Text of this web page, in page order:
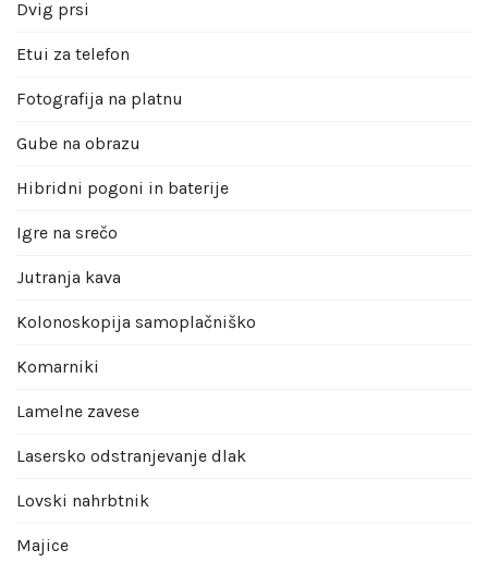
Dvig prsi
Etui za telefon
Fotografija na platnu
Gube na obrazu
Hibridni pogoni in baterije
Igre na srečo
Jutranja kava
Kolonoskopija samoplačniško
Komarniki
Lamelne zavese
Lasersko odstranjevanje dlak
Lovski nahrbtnik
Majice